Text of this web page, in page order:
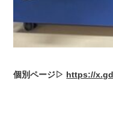
個別ページ▷ https://